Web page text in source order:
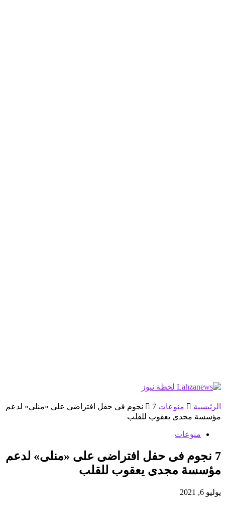
الرئيسية منوعات
7 نجوم فى حفل افتراضى على «منلى» لدعم
مؤسسة مجدى يعقوب للقلب
منوعات
7 نجوم فى حفل افتراضى على «منلى» لدعم
مؤسسة مجدى يعقوب للقلب
يوليو 6, 2021